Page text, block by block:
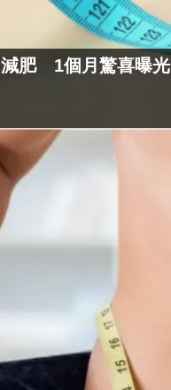
減肥 1個月驚喜曝光